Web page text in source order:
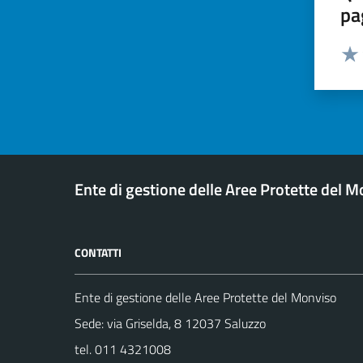
Ente di gestione delle Aree Protette del
CONTATTI
Ente di gestione delle Aree Protette del Monviso
Sede: via Griselda, 8 12037 Saluzzo
tel. 011 4321008